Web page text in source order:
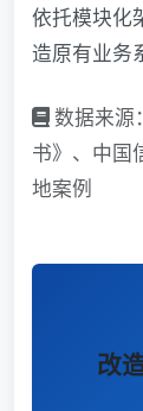
依托模块化
造原有业务
数据来源
书》、中国
地案例
改